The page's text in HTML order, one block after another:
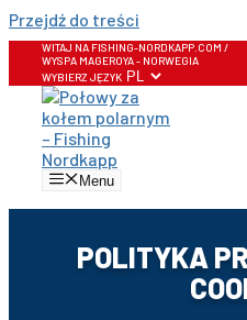
Przejdź do treści
WITAJ NA FISHING-NORDKAPP.COM /
WYSPA MAGEROYA - NORWEGIA
WYBIERZ JĘZYK
Menu
POLITYKA